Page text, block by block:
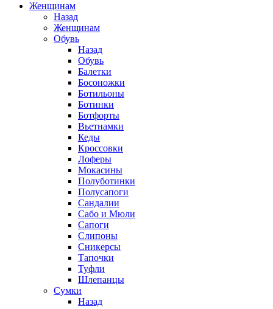
Женщинам
Назад
Женщинам
Обувь
Назад
Обувь
Балетки
Босоножки
Ботильоны
Ботинки
Ботфорты
Вьетнамки
Кеды
Кроссовки
Лоферы
Мокасины
Полуботинки
Полусапоги
Сандалии
Сабо и Мюли
Сапоги
Слипоны
Сникерсы
Тапочки
Туфли
Шлепанцы
Cумки
Назад